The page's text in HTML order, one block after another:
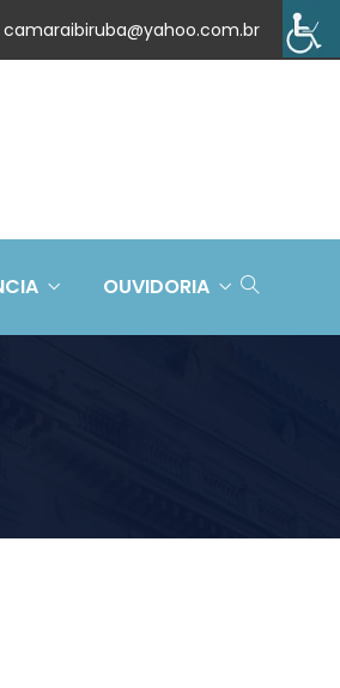
camaraibiruba@yahoo.com.br
OUVIDORIA